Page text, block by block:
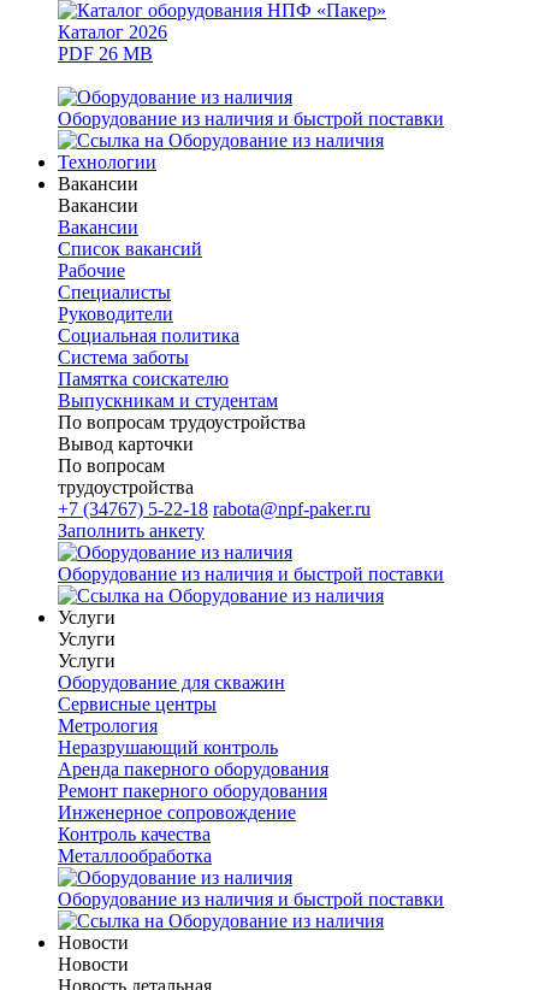
Каталог 2026
PDF 26 MB
Оборудование из наличия и быстрой поставки
Технологии
Вакансии
Вакансии
Вакансии
Список вакансий
Рабочие
Специалисты
Руководители
Cоциальная политика
Система заботы
Памятка соискателю
Выпускникам и студентам
По вопросам трудоустройства
Вывод карточки
По вопросам
трудоустройства
+7 (34767) 5-22-18 rabota@npf-paker.ru
Заполнить анкету
Оборудование из наличия и быстрой поставки
Услуги
Услуги
Услуги
Оборудование для скважин
Сервисные центры
Метрология
Неразрушающий контроль
Аренда пакерного оборудования
Ремонт пакерного оборудования
Инженерное сопровождение
Контроль качества
Металлообработка
Оборудование из наличия и быстрой поставки
Новости
Новости
Новость детальная